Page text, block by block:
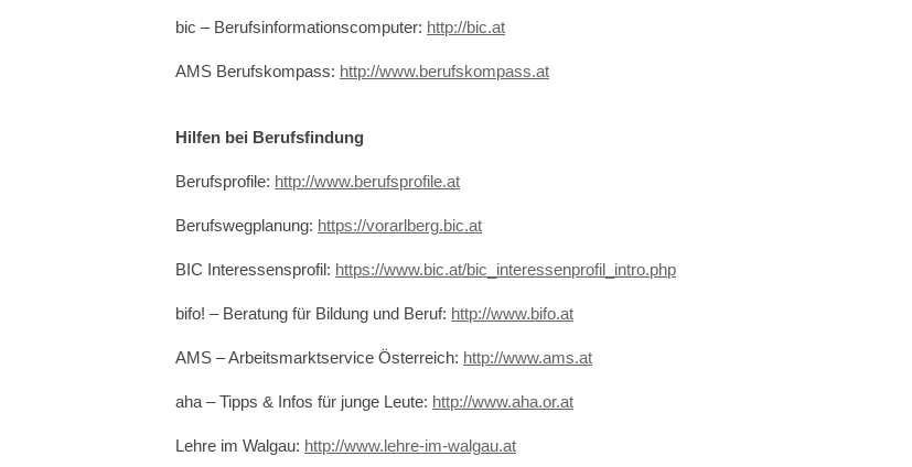
bic – Berufsinformationscomputer: http://bic.at
AMS Berufskompass: http://www.berufskompass.at
Hilfen bei Berufsfindung
Berufsprofile: http://www.berufsprofile.at
Berufswegplanung: https://vorarlberg.bic.at
BIC Interessensprofil: https://www.bic.at/bic_interessenprofil_intro.php
bifo! – Beratung für Bildung und Beruf: http://www.bifo.at
AMS – Arbeitsmarktservice Österreich: http://www.ams.at
aha – Tipps & Infos für junge Leute: http://www.aha.or.at
Lehre im Walgau: http://www.lehre-im-walgau.at